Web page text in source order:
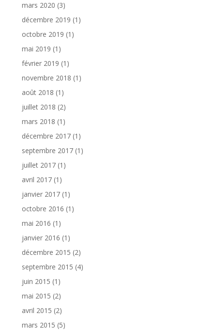
mars 2020 (3)
décembre 2019 (1)
octobre 2019 (1)
mai 2019 (1)
février 2019 (1)
novembre 2018 (1)
août 2018 (1)
juillet 2018 (2)
mars 2018 (1)
décembre 2017(1)
septembre 2017(1)
juillet 2017(1)
avril 2017(1)
janvier 2017(1)
octobre 2016 (1)
mai 2016 (1)
janvier 2016 (1)
décembre 2015 (2)
septembre 2015 (4)
juin 2015 (1)
mai 2015 (2)
avril 2015 (2)
mars 2015 (5)